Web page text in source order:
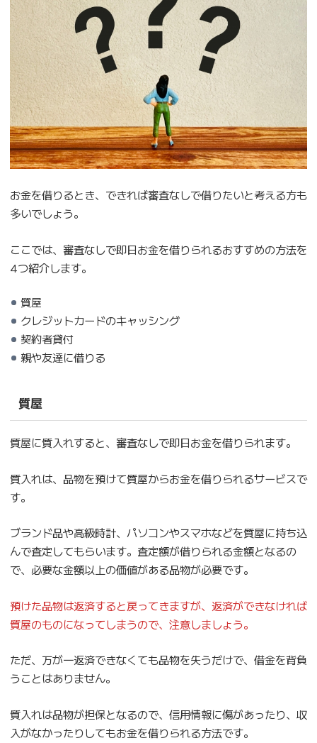
お金を借りるとき、できれば審査なしで借りたいと考える方も
多いでしょう。
ここでは、審査なしで即日お金を借りられるおすすめの方法を
4つ紹介します。
質屋
クレジットカードのキャッシング
契約者貸付
親や友達に借りる
質屋
質屋に質入れすると、審査なしで即日お金を借りられます。
質入れは、品物を預けて質屋からお金を借りられるサービスで
す。
ブランド品や高級時計、パソコンやスマホなどを質屋に持ち込
んで査定してもらいます。査定額が借りられる金額となるの
で、必要な金額以上の価値がある品物が必要です。
預けた品物は返済すると戻ってきますが、返済ができなければ
質屋のものになってしまうので、注意しましょう。
ただ、万が一返済できなくても品物を失うだけで、借金を背負
うことはありません。
質入れは品物が担保となるので、信用情報に傷があったり、収
入がなかったりしてもお金を借りられる方法です。